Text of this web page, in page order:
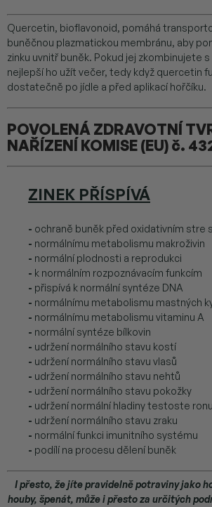
Quercetin, bioflavonoid, pomáhá
buněčnou plazmatickou membránu, aby
zinku uvnitř buněk. Pokud jej zkombinujete
nejlepší ho užít večer, tedy když quercetin
dostatečně po jídle a před aplikací hořčíku.
POVOLENÁ ZDRAVOTNÍ
NAŘÍZENÍ KOMISE (EU) č.
ZINEK PŘÍSPÍVÁ
- ochraně buněk před oxidativním stre­
- normálnímu metabolismu makroživin
- normální plodnosti a reprodukci
- k normálním rozpoznávacím funkcím
- přispívá k normální syntéze DNA
- normálnímu metabolismu mastných
- normálnímu metabolismu vitaminu A
- normální syntéze bílkovin
- udržení normálního stavu kostí
- udržení normálního stavu vlasů
- udržení normálního stavu nehtů
- udržení normálního stavu pokožky
- udržení normální hladiny testoste­
- udržení normálního stavu zraku
- normální funkci imunitního systému
- podílí na procesu dělení buněk
I přesto, že jíte pravidelně potraviny jako
houby, špenát, může i přesto za určitých